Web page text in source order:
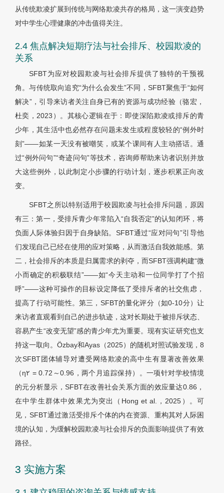
从传统欺凌扩展到传统与网络欺凌共存的格局，这一演变趋势
对中学生心理健康的冲击值得关注。
2.4 焦点解决短期疗法与社会排斥、校园欺凌的
关系
SFBT为应对校园欺凌与社会排斥提供了独特的干预视
角。与传统取向追究“为什么会发生”不同，SFBT聚焦于“如何
解决”，引导来访者关注自身已有的资源与成功经验（骆宏，
杜奕，2023）。其核心逻辑在于：即使深陷欺凌或排斥的青
少年，其生活中也必然存在问题未发生或程度较轻的“例外时
刻”——如某一天没有被嘲笑，或某个课间有人主动搭话。通
过“例外问句”“奇迹问句”等技术，咨询师帮助来访者识别并放
大这些例外，以此制定小步骤的行动计划，逐步积累正向改
变。
SFBT之所以特别适用于校园欺凌与社会排斥问题，原因
有三：第一，受排斥青少年常陷入“自我否定”的认知闭环，将
负面人际体验归因于自身缺陷。SFBT通过“应对问句”引导他
们发现自己已经在使用的应对策略，从而激活自我效能感。第
二，社会排斥的本质是归属需求的剥夺，而SFBT强调构建“微
小而确定的积极联结”——如“今天主动和一位同学打了个招
呼”——这种可操作的目标设定降低了受排斥者的社交焦虑，
提高了行动可能性。第三，SFBT的量化评分（如0-10分）让
来访者直观看到自己的进步轨迹，这对长期处于被排斥状态、
容易产生“改变无望”感的青少年尤为重要。现有实证研究也支
持这一取向。Özbay和Ayas（2025）的随机对照试验发现，8
次SFBT团体辅导对遭受网络欺凌的高中生有显著改善效果
（η٢ = 0.72～0.96，两个月追踪保持）。一项针对学校情境
的元分析显示，SFBT在改善社会关系方面的效应量达0.86，
在中学生群体中效果尤为突出（Hong et al.，2025）。可
见，SFBT通过激活受排斥个体的内在资源、重构其对人际困
境的认知，为缓解校园欺凌与社会排斥的负面影响提供了有效
路径。
3 实施方案